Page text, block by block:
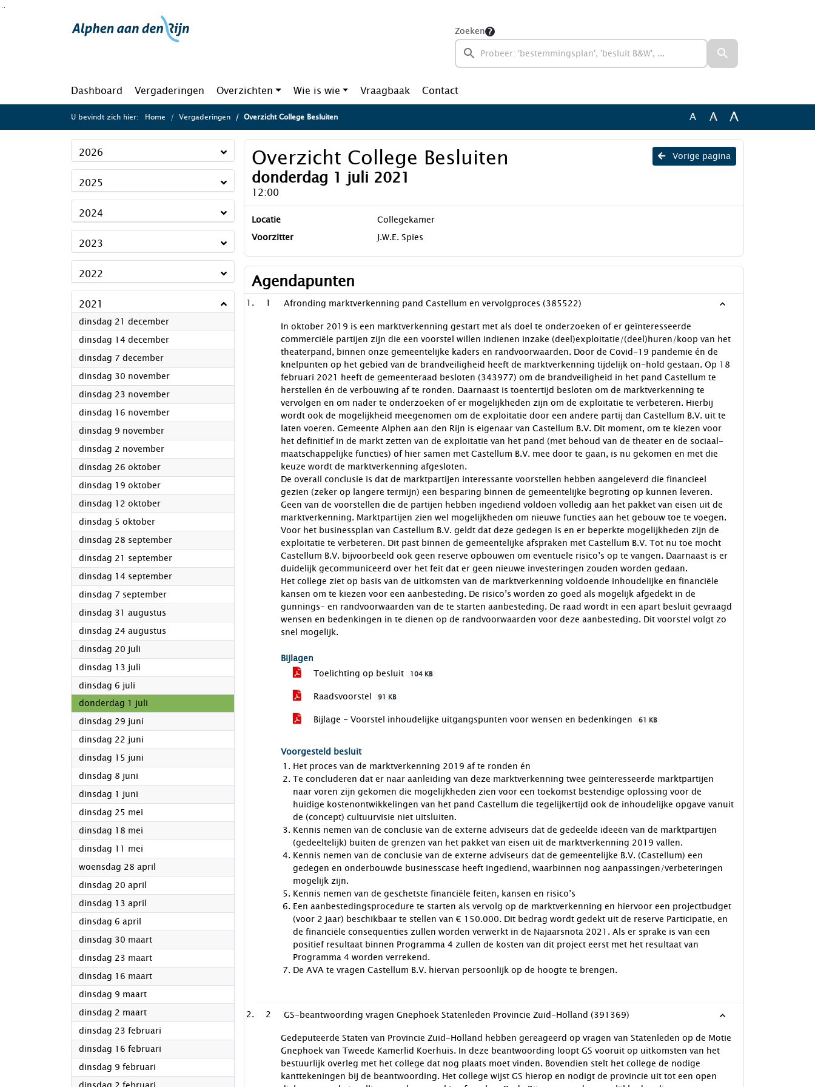
Ga naar de inhoud van deze pagina
Zoeken
Dashboard Vergaderingen Overzichten Wie is wie Vraagbaak Contact
U bevindt zich hier: Home Vergaderingen Overzicht College Besluiten A A A
2026
2025
2024
2023
2022
2021
dinsdag 21 december2021
dinsdag 14 december2021
dinsdag 7 december2021
dinsdag 30 november2021
dinsdag 23 november2021
dinsdag 16 november2021
dinsdag 9 november2021
dinsdag 2 november2021
dinsdag 26 oktober2021
dinsdag 19 oktober2021
dinsdag 12 oktober2021
dinsdag 5 oktober2021
dinsdag 28 september2021
dinsdag 21 september2021
dinsdag 14 september2021
dinsdag 7 september2021
dinsdag 31 augustus
dinsdag 24 augustus
dinsdag 20 juli
dinsdag 13 juli
dinsdag 6 juli
donderdag 1 juli
dinsdag 29 juni
dinsdag 22 juni
dinsdag 15 juni
dinsdag 8 juni
dinsdag 1 juni
dinsdag 25 mei
dinsdag 18 mei
dinsdag 11 mei
woensdag 28 april
dinsdag 20 april
dinsdag 13 april
dinsdag 6 april
dinsdag 30 maart2021
dinsdag 23 maart2021
dinsdag 16 maart2021
dinsdag 9 maart2021
dinsdag 2 maart2021
dinsdag 23 februari
dinsdag 16 februari
dinsdag 9 februari
Vorige pagina
Overzicht College Besluiten
donderdag 1 juli 2021
12:00
Locatie
Collegekamer
Voorzitter
J.W.E. Spies
Agendapunten
1
Afronding marktverkenning pand Castellum en vervolgproces (385522)
In oktober 2019 is een marktverkenning gestart met als doel te onderzoeken of er geïnteresseerde
commerciële partijen zijn die een voorstel willen indienen inzake (deel)exploitatie/(deel)huren/koop van het
theaterpand, binnen onze gemeentelijke kaders en randvoorwaarden. Door de Covid-19 pandemie én de
knelpunten op het gebied van de brandveiligheid heeft de marktverkenning tijdelijk on-hold gestaan. Op 18
februari 2021 heeft de gemeenteraad besloten (343977) om de brandveiligheid in het pand Castellum te
herstellen én de verbouwing af te ronden. Daarnaast is toentertijd besloten om de marktverkenning te
vervolgen en om nader te onderzoeken of er mogelijkheden zijn om de exploitatie te verbeteren. Hierbij
wordt ook de mogelijkheid meegenomen om de exploitatie door een andere partij dan Castellum B.V. uit te
laten voeren. Gemeente Alphen aan den Rijn is eigenaar van Castellum B.V. Dit moment, om te kiezen voor
het definitief in de markt zetten van de exploitatie van het pand (met behoud van de theater en de sociaal-
maatschappelijke functies) of hier samen met Castellum B.V. mee door te gaan, is nu gekomen en met die
keuze wordt de marktverkenning afgesloten.
De overall conclusie is dat de marktpartijen interessante voorstellen hebben aangeleverd die financieel
gezien (zeker op langere termijn) een besparing binnen de gemeentelijke begroting op kunnen leveren.
Geen van de voorstellen die de partijen hebben ingediend voldoen volledig aan het pakket van eisen uit de
marktverkenning. Marktpartijen zien wel mogelijkheden om nieuwe functies aan het gebouw toe te voegen.
Voor het businessplan van Castellum B.V. geldt dat deze gedegen is en er beperkte mogelijkheden zijn de
exploitatie te verbeteren. Dit past binnen de gemeentelijke afspraken met Castellum B.V. Tot nu toe mocht
Castellum B.V. bijvoorbeeld ook geen reserve opbouwen om eventuele risico’s op te vangen. Daarnaast is er
duidelijk gecommuniceerd over het feit dat er geen nieuwe investeringen zouden worden gedaan.
Het college ziet op basis van de uitkomsten van de marktverkenning voldoende inhoudelijke en financiële
kansen om te kiezen voor een aanbesteding. De risico’s worden zo goed als mogelijk afgedekt in de
gunnings- en randvoorwaarden van de te starten aanbesteding. De raad wordt in een apart besluit gevraagd
wensen en bedenkingen in te dienen op de randvoorwaarden voor deze aanbesteding. Dit voorstel volgt zo
snel mogelijk.
Bijlagen
Toelichting op besluit
104 KB
Raadsvoorstel 91 KB
Bijlage - Voorstel inhoudelijke uitgangspunten voor wensen en bedenkingen 61 KB
Voorgesteld besluit
Het proces van de marktverkenning 2019 af te ronden én
Te concluderen dat er naar aanleiding van deze marktverkenning twee geïnteresseerde marktpartijen
naar voren zijn gekomen die mogelijkheden zien voor een toekomst bestendige oplossing voor de
huidige kostenontwikkelingen van het pand Castellum die tegelijkertijd ook de inhoudelijke opgave vanuit
de (concept) cultuurvisie niet uitsluiten.
Kennis nemen van de conclusie van de externe adviseurs dat de gedeelde ideeën van de marktpartijen
(gedeeltelijk) buiten de grenzen van het pakket van eisen uit de marktverkenning 2019 vallen.
Kennis nemen van de conclusie van de externe adviseurs dat de gemeentelijke B.V. (Castellum) een
gedegen en onderbouwde businesscase heeft ingediend, waarbinnen nog aanpassingen/verbeteringen
mogelijk zijn.
Kennis nemen van de geschetste financiële feiten, kansen en risico’s
Een aanbestedingsprocedure te starten als vervolg op de marktverkenning en hiervoor een projectbudget
(voor 2 jaar) beschikbaar te stellen van € 150.000. Dit bedrag wordt gedekt uit de reserve Participatie, en
de financiële consequenties zullen worden verwerkt in de Najaarsnota 2021. Als er sprake is van een
positief resultaat binnen Programma 4 zullen de kosten van dit project eerst met het resultaat van
Programma 4 worden verrekend.
De AVA te vragen Castellum B.V. hiervan persoonlijk op de hoogte te brengen.
2
GS-beantwoording vragen Gnephoek Statenleden Provincie Zuid-Holland (391369)
Gedeputeerde Staten van Provincie Zuid-Holland hebben gereageerd op vragen van Statenleden op de Motie
Gnephoek van Tweede Kamerlid Koerhuis. In deze beantwoording loopt GS vooruit op uitkomsten van het
bestuurlijk overleg met het college dat nog plaats moet vinden. Bovendien stelt het college de nodige
kanttekeningen bij de beantwoording. Het college wijst GS hierop en nodigt de provincie uit tot een open